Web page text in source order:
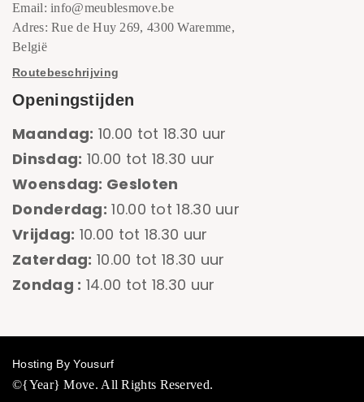
Email: info@meublesmove.be
Adres: Rue de Huy 269, 4300 Waremme,
België
Routebeschrijving
Openingstijden
Maandag: 10.00 tot 18.30 uur
Dinsdag: 10.00 tot 18.30 uur
Woensdag: Gesloten
Donderdag: 10.00 tot 18.30 uur
Vrijdag: 10.00 tot 18.30 uur
Zaterdag: 10.00 tot 18.30 uur
Zondag : 14.00 tot 18.30 uur
©{Year} Move. All Rights Reserved.
Hosting By Yousurf